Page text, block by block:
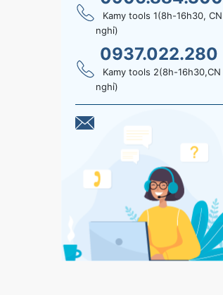
Kamy tools 1(8h-16h30, CN
nghỉ)
0937.022.280
Kamy tools 2(8h-16h30,CN
nghỉ)